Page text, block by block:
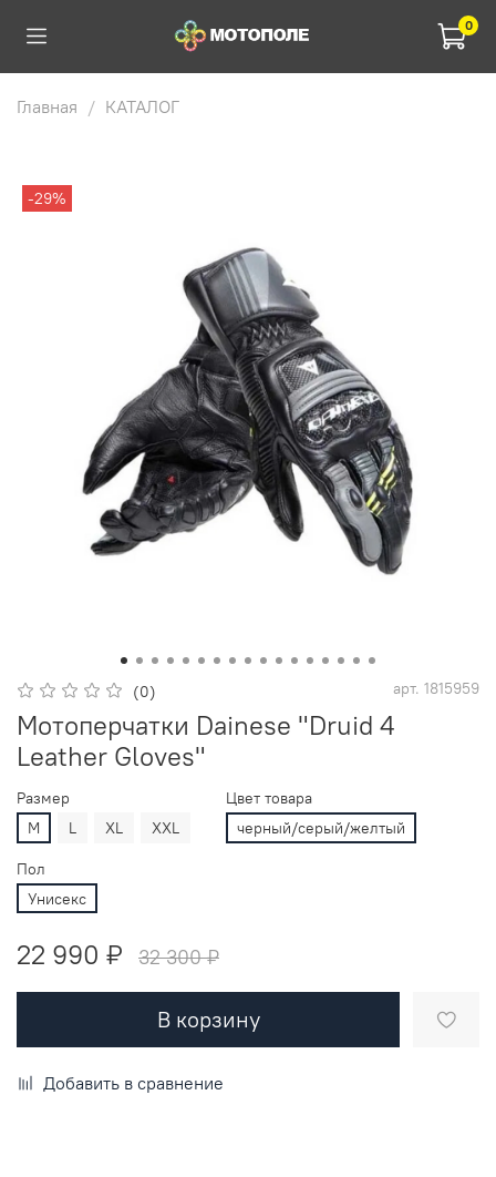
0
Главная КАТАЛОГ
-29%
(0) арт. 1815959
Мотоперчатки Dainese "Druid 4
Leather Gloves"
Размер
M
L XL XXL
Цвет товара
черный/серый/желтый
Пол
Унисекс
22 990 ₽ 32 300 ₽
В корзину
Добавить в сравнение